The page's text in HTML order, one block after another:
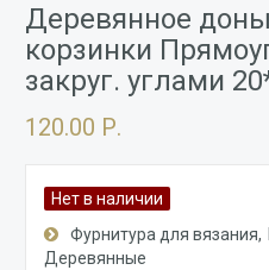
Деревянное
корзинки
закруг. углами
120.00 Р.
Нет в наличии
Фурнитура для вязания
Деревянные